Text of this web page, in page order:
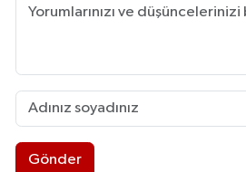
Gönder